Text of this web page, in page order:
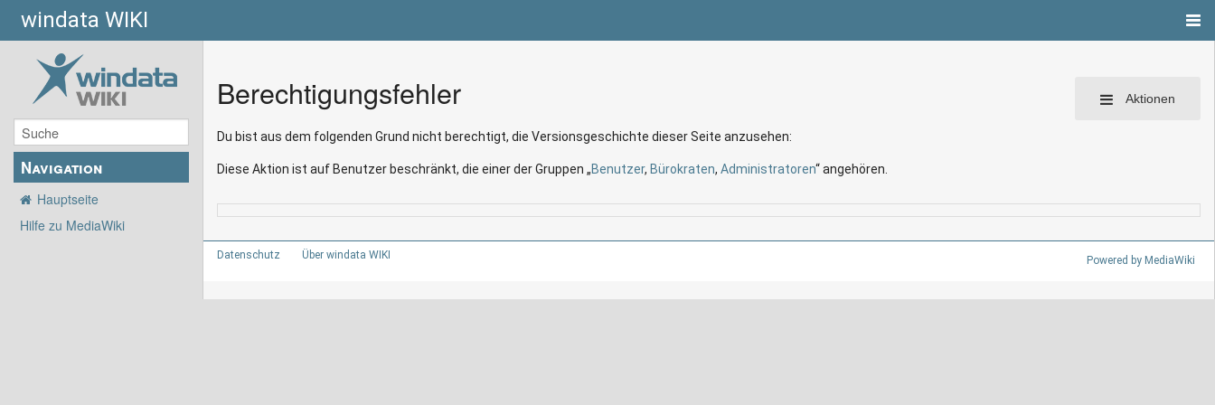
windata WIKI
Navigation
Hauptseite
Hilfe zu MediaWiki
Aktionen
Berechtigungsfehler
Du bist aus dem folgenden Grund nicht berechtigt, die Versionsgeschichte dieser Seite anzusehen:
Diese Aktion ist auf Benutzer beschränkt, die einer der Gruppen „Benutzer,Bürokraten,Administratoren“ angehören.
Datenschutz Über windata WIKI Powered by MediaWiki